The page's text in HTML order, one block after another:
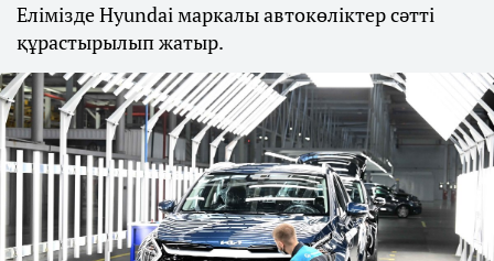
Елімізде Hyundai маркалы автокөліктер сәтті
құрастырылып жатыр.